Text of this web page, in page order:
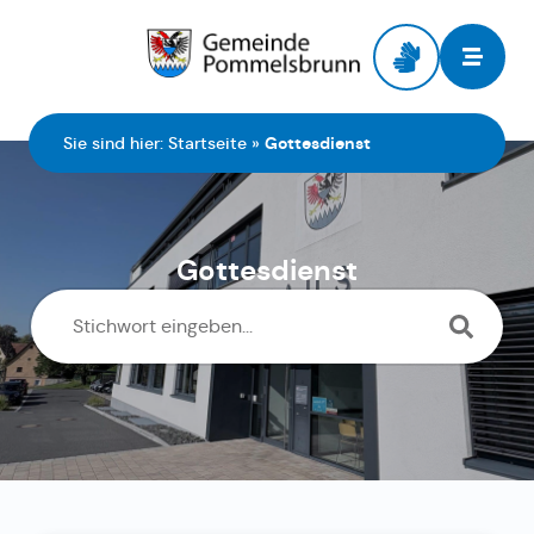
Sie sind hier: Startseite » Gottesdienst
Gottesdienst